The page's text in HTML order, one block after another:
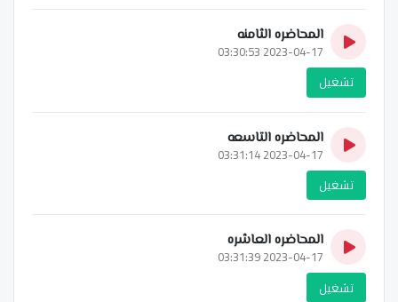
المحاضره الثامنه
2023-04-17 03:30:53
تشغيل
المحاضره التاسعه
2023-04-17 03:31:14
تشغيل
المحاضره العاشره
2023-04-17 03:31:39
تشغيل